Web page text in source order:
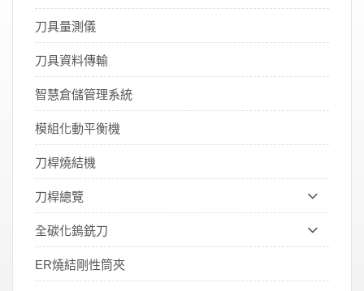
刀具量測儀
刀具資料傳輸
智慧倉儲管理系統
模組化動平衡機
刀桿燒結機
刀桿總覽
全碳化鎢銑刀
ER燒結剛性筒夾